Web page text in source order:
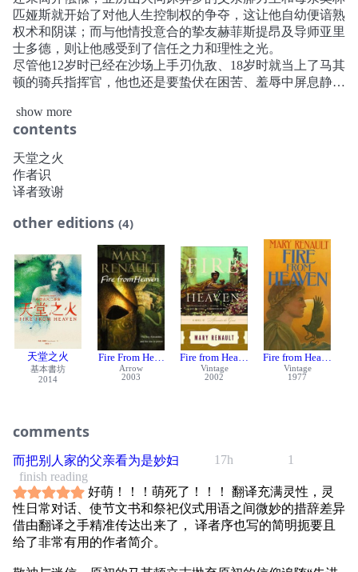
匹娅斯就开始了对他人生控制权的争夺，这让他自幼便谙熟
权术和阴谋；而与他情投意合的挚友赫菲斯提昂及导师亚里
士多德，则让他感受到了信任之力和理性之光。
尽管他12岁时已经在沙场上手刃仇敌、18岁时就当上了马其
顿的骑兵指挥官，他也还是要蛰伏在困苦、羞辱中屏息静
编辑推荐
美国总统肯尼迪、传奇作家张爱玲、英国布克奖得主 《狼
厅》作者希拉里·曼特尔的挚爱作家 玛丽·瑞瑙特
公认辉煌巨作 “亚历山大三部曲” 第一部
少年亚历山大 史无前例的传奇演绎 横扫欧亚的霸业缔造者
初露锋芒的少年时代
名人推荐
玛丽·瑞瑙特对于历史小说家及其读者们都是一道光照。她
不会假装昔日和今天一样，古希腊人和我们一样。她向我们
展示了他们的奇异，纤毫毕现、准确无误，挑战我们的价值
观，勾引我们的好奇心，领着我们穿越一块动人而愉悦的域
外地景。
——布克奖得主 希拉里·曼特尔
媒体推荐
以她通常的元气与想象力写就，玛丽•瑞瑙特具有伟大的才
华。
——《纽约时报》
又充满创造性。
——《泰晤士报》
show more
contents
天堂之火
作者识
译者致谢
other editions (4)
天堂之火
基本書坊
2014
Fire From Heaven
Arrow
2003
Fire from Heaven
Vintage
2002
Fire from Heaven
Vintage
1977
comments
17h 1
而把别人家的父亲看为是妙妇
finish reading
好萌！！！萌死了！！！ 翻译充满灵性，灵
性日常对话、使节文书和祭祀仪式用语之间微妙的措辞差异
借由翻译之手精准传达出来了， 译者序也写的简明扼要且
给了非常有用的作者简介。